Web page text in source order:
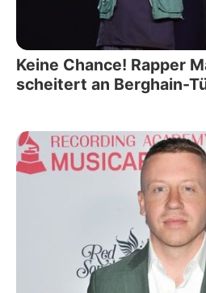
Keine Chance! Rapper
scheitert an Berghain-